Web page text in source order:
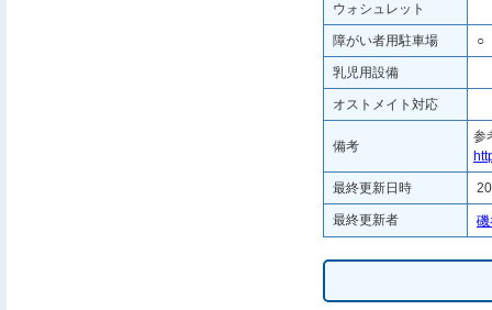
ウォシュレット
障がい者用駐車場 ○
乳児用設備
オストメイト対応
備考
参
最終更新日時
最終更新者